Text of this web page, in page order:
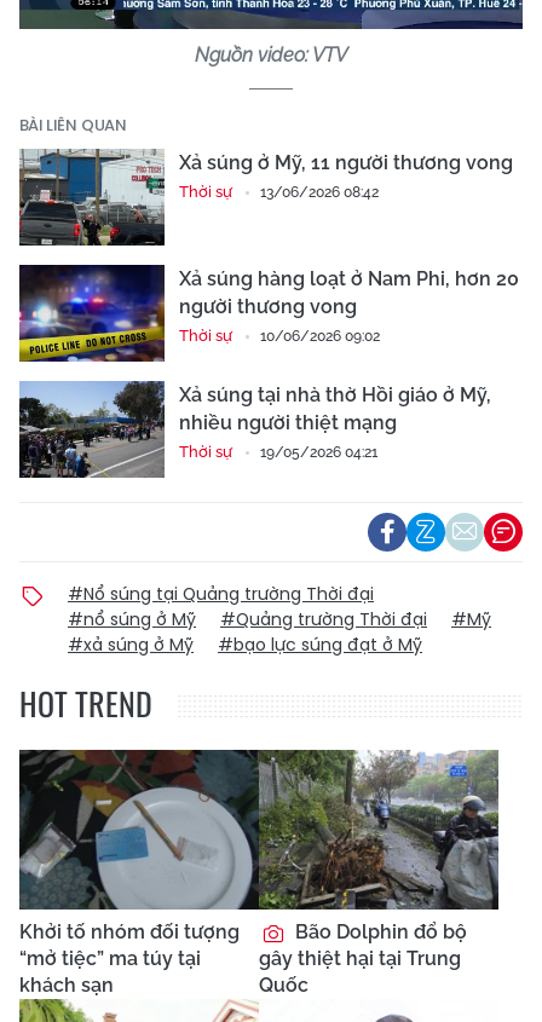
Nguồn video: VTV
BÀI LIÊN QUAN
Xả súng ở Mỹ, 11 người thương vong
Thời sự 13/06/2026 08:42
Xả súng hàng loạt ở Nam Phi, hơn 20
người thương vong
Thời sự 10/06/2026 09:02
Xả súng tại nhà thờ Hồi giáo ở Mỹ,
nhiều người thiệt mạng
Thời sự 19/05/2026 04:21
#Nổ súng tại Quảng trường Thời đại
#nổ súng ở Mỹ
#Quảng trường Thời đại
#Mỹ
#xả súng ở Mỹ
#bạo lực súng đạt ở Mỹ
HOT TREND
Khởi tố nhóm đối tượng
“mở tiệc” ma túy tại
khách sạn
Bão Dolphin đổ bộ
gây thiệt hại tại Trung
Quốc